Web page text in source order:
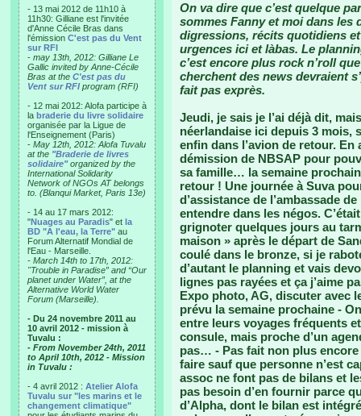
- 13 mai 2012 de 11h10 à
11h30: Gilliane est l'invitée
d'Anne Cécile Bras dans
l'émission C'est pas du Vent
sur RFI
- may 13th, 2012: Gilliane Le
Gallic invited by Anne-Cécile
Bras at the C'est pas du
Vent sur RFI program (RFI)
- 12 mai 2012: Alofa participe à
la braderie du livre solidaire
organisée par la Ligue de
l'Enseignement (Paris)
- May 12th, 2012: Alofa Tuvalu
at the "Braderie de livres
solidaire"organized by the
International Solidarity
Network of NGOs AT belongs
to. (Blanqui Market, Paris 13e)
- 14 au 17 mars 2012:
"Nuages au Paradis" et la
BD "A l'eau, la Terre" au
Forum Alternatif Mondial de
l'Eau - Marseille.
- March 14th to 17th, 2012:
"Trouble in Paradise” and “Our
planet under Water”, at the
Alternative World Water
Forum (Marseille).
- Du 24 novembre 2011 au
10 avril 2012 - mission à
Tuvalu :
- From November 24th, 2011
to April 10th, 2012 - Mission
in Tuvalu :
- 4 avril 2012 : Atelier Alofa
Tuvalu sur "les marins et le
changement climatique"
On va dire que c’est quelque
sommes Fanny et moi dans les
digressions, récits quotidiens
urgences ici et làbas. Le
c’est encore plus rock n’roll
cherchent des news devraient
fait pas exprès.
Jeudi, je sais je l’ai déjà dit,
néerlandaise ici depuis 3 mois,
enfin dans l’avion de retour. En
démission de NBSAP pour
sa famille… la semaine
retour ! Une journée à Suva
d’assistance de l’ambassade
entendre dans les négos.
grignoter quelques jours au
maison » après le départ de
coulé dans le bronze, si je
d’autant le planning et vais
lignes pas rayées et ça j’aime
Expo photo, AG, discuter avec
prévu la semaine prochaine -
entre leurs voyages fréquents
consule, mais proche d’un
pas… - Pas fait non plus encore
faire sauf que personne n’est
assoc ne font pas de bilans et
pas besoin d’en fournir parce
d’Alpha, dont le bilan est